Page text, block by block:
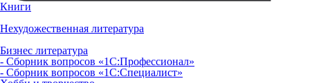
Книги
Нехудожественная литература
Бизнес литература
- Сборник вопросов «1С:Профессионал»
- Сборник вопросов «1С:Специалист»